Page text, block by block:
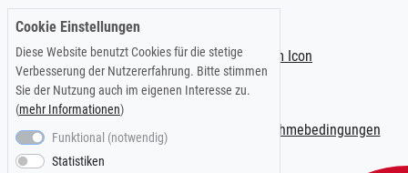
Impressum |Datenschutzerklärung Teilnahmebedingungen
Cookie Einstellungen
Diese Website benutzt Cookies für die stetige
Verbesserung der Nutzererfahrung. Bitte stimmen
Sie der Nutzung auch im eigenen Interesse zu.
(mehr Informationen)
Funktional (notwendig)
Statistiken